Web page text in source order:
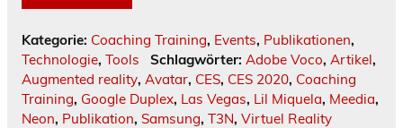
Kategorie: Coaching Training, Events, Publikationen,
Technologie, Tools Schlagwörter: Adobe Voco, Artikel,
Augmented reality, Avatar, CES, CES 2020, Coaching
Training, Google Duplex, Las Vegas, Lil Miquela, Meedia,
Neon, Publikation, Samsung, T3N, Virtuel Reality